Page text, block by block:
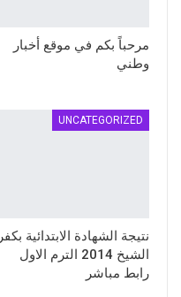
مرحباً بكم في موقع أخبار
وطني
UNCATEGORIZED
نتيجة الشهادة الابتدائية بكفر
الشيخ 2014 الترم الاول
رابط مباشر